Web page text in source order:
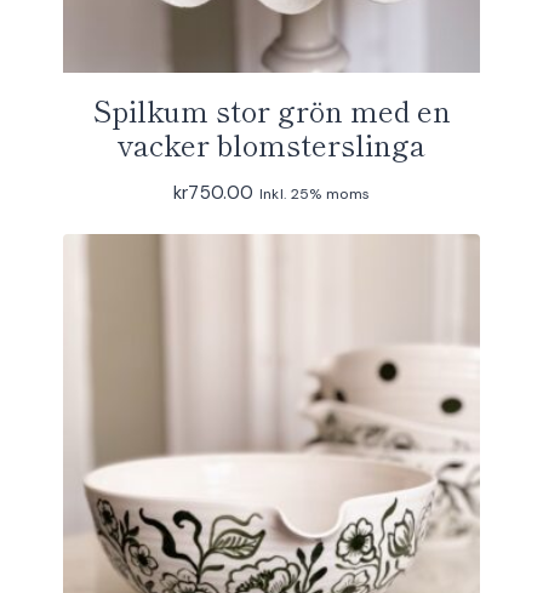
Spilkum stor grön med en
vacker blomsterslinga
kr750.00 Inkl. 25% moms